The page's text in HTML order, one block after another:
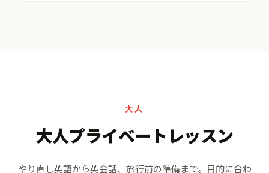
大人
大人プライベートレッスン
やり直し英語から英会話、旅行前の準備まで。 目的に合わ